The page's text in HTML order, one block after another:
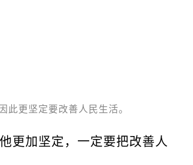
此更坚定要改善人民生活。
更加坚定，一定要把改善人